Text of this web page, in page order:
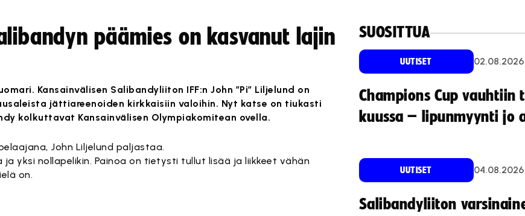
päämies on kasvanut lajin
Kansainvälisen Salibandyliiton IFF:n John ”Pi” Liljelund on
jättiareenoiden kirkkaisiin valoihin. Nyt katse on tiukasti
kolkuttavat Kansainvälisen Olympiakomitean ovella.
John Liljelund paljastaa.
yksi nollapelikin. Painoa on tietysti tullut lisää ja liikkeet vähän
on.
SUOSITTUA
UUTISET 02.08.2026
Champions Cup vauhtiin
kuussa – lipunmyynti jo
UUTISET 04.08.2026
Salibandyliiton